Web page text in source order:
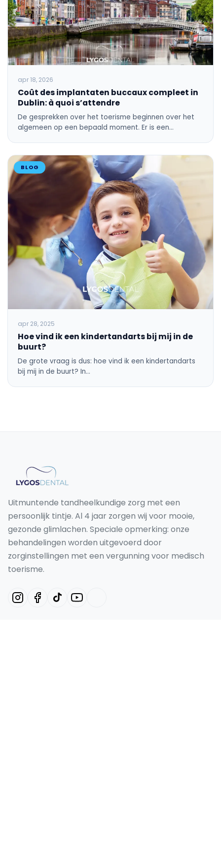
apr 18, 2026
Coût des implantaten buccaux compleet in
Dublin: à quoi s’attendre
De gesprekken over het toerisme beginnen over het
algemeen op een bepaald moment. Er is een…
BLOG
apr 28, 2025
Hoe vind ik een kindertandarts bij mij in de
buurt?
De grote vraag is dus: hoe vind ik een kindertandarts
bij mij in de buurt? In…
Uitmuntende tandheelkundige zorg met een
persoonlijk tintje. Al 4 jaar zorgen wij voor mooie,
gezonde glimlachen. Speciale opmerking: onze
behandelingen worden uitgevoerd door
zorginstellingen met een vergunning voor medisch
toerisme.